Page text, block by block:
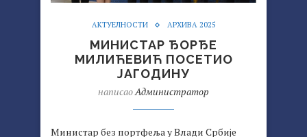
АКТУЕЛНОСТИ АРХИВА 2025
МИНИСТАР ЂОРЂЕ
МИЛИЋЕВИЋ ПОСЕТИО
ЈАГОДИНУ
написаоАдминистратор
Министар без портфеља у Влади Србије